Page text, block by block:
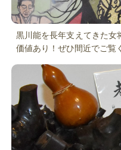
黒川能を長年支えてきた女
価値あり！ぜひ間近でご覧